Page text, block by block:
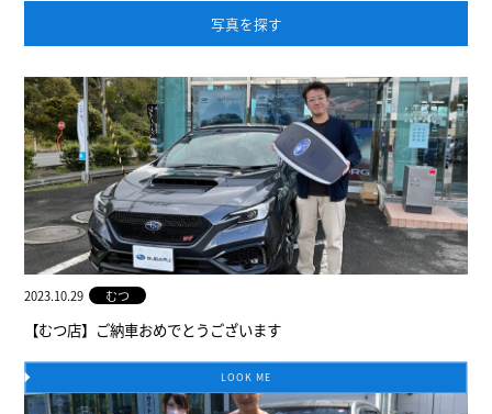
写真を探す
2023.10.29 むつ
【むつ店】ご納車おめでとうございます
LOOK ME